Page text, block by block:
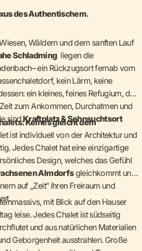
des Authentischem.
Wäldern und dem sanften Lauf
Schladmingliegen die
ein Rückzugsort fernab vom
kein Lärm, keine
ein kleines, feines Refugium, das
zum Ankommen, Durchatmen und
sindKraftplatz & Sehnsuchtsort
Keines gleicht dem
ist individuell von der Architektur und
Jedes Chalet hat eine einzigartige
Design, welches das Gefühl
Almdorfsgleichkommt und
auf „Zeit“ ihren Freiraum und
mit Blick auf den Hauser
leise. Jedes Chalet ist südseitig
und aus natürlichen Materialien
Geborgenheit ausstrahlen. Große